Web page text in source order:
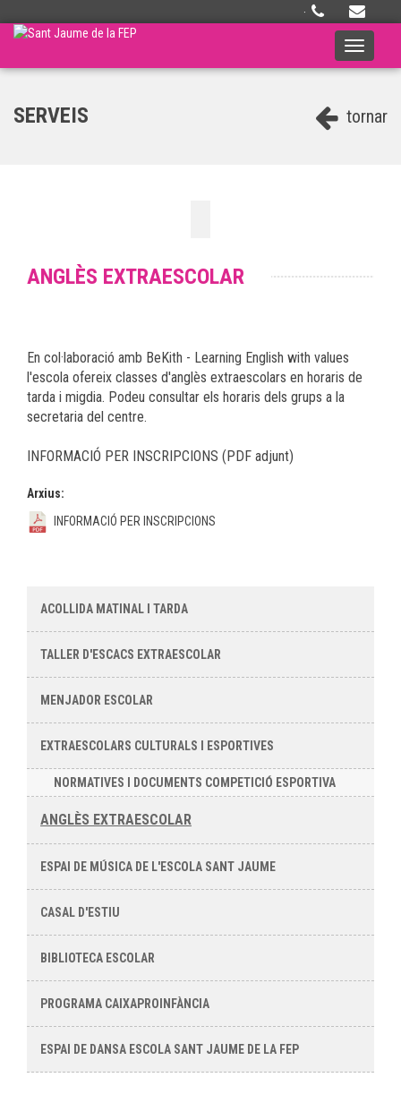
·
Toggle
tornar
SERVEIS
ANGLÈS EXTRAESCOLAR
En col·laboració amb BeKith - Learning English with values
l'escola ofereix classes d'anglès extraescolars en horaris de
tarda i migdia. Podeu consultar els horaris dels grups a la
secretaria del centre.
INFORMACIÓ PER INSCRIPCIONS (PDF adjunt)
Arxius:
INFORMACIÓ PER INSCRIPCIONS
ACOLLIDA MATINAL I TARDA
TALLER D'ESCACS EXTRAESCOLAR
MENJADOR ESCOLAR
EXTRAESCOLARS CULTURALS I ESPORTIVES
NORMATIVES I DOCUMENTS COMPETICIÓ ESPORTIVA
ANGLÈS EXTRAESCOLAR
ESPAI DE MÚSICA DE L'ESCOLA SANT JAUME
CASAL D'ESTIU
BIBLIOTECA ESCOLAR
PROGRAMA CAIXAPROINFÀNCIA
ESPAI DE DANSA ESCOLA SANT JAUME DE LA FEP